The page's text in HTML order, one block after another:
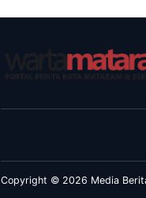
Copyright © 2026 Media